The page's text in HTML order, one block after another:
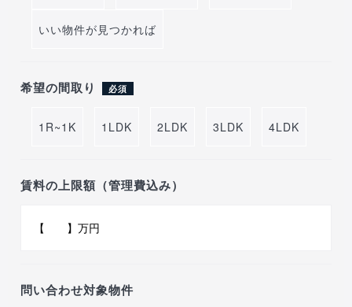
いい物件が見つかれば
希望の間取り 必須
1R~1K 1LDK 2LDK 3LDK 4LDK
賃料の上限額（管理費込み）
問い合わせ対象物件